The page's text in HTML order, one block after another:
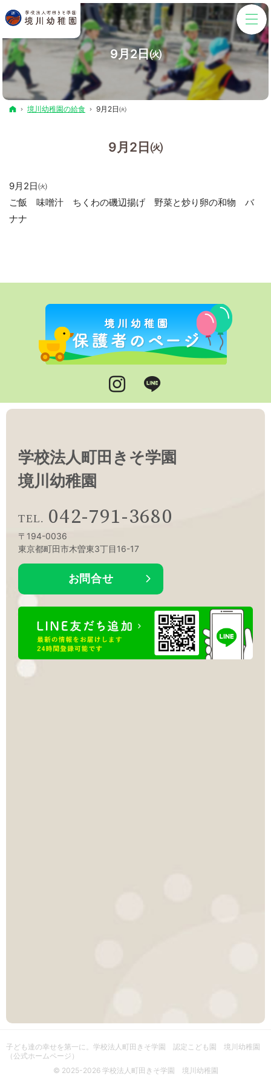
9月2日㈫
ホーム
境川幼稚園の給食 9月2日㈫
9月2日㈫
9月2日㈫
ご飯 味噌汁 ちくわの磯辺揚げ 野菜と炒り卵の和物 バ
ナナ
Instagram
学校法人町田きそ学園
境川幼稚園
042-791-3680
〒194-0036
東京都町田市木曽東3丁目16-17
お問合せ
© 2025-2026 学校法人町田きそ学園 境川幼稚園
子ども達の幸せを第一に。 学校法人町田きそ学園 認定こども園 境川幼稚園
（公式ホームページ）